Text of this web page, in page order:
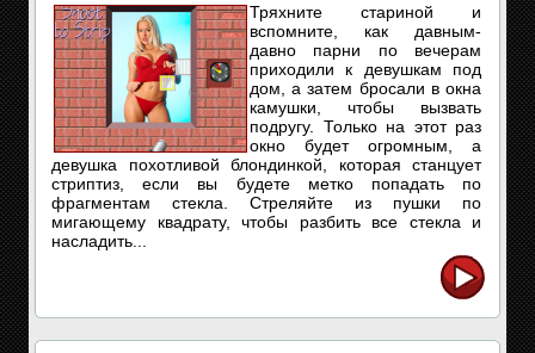
Тряхните стариной и
вспомните, как давным-
давно парни по вечерам
приходили к девушкам под
дом, а затем бросали в окна
камушки, чтобы вызвать
подругу. Только на этот раз
окно будет огромным, а
девушка похотливой блондинкой, которая станцует
стриптиз, если вы будете метко попадать по
фрагментам стекла. Стреляйте из пушки по
мигающему квадрату, чтобы разбить все стекла и
насладить...